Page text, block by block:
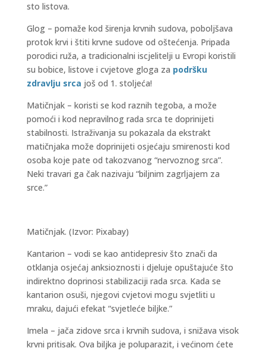
sto listova.
Glog – pomaže kod širenja krvnih sudova, poboljšava
protok krvi i štiti krvne sudove od oštećenja. Pripada
porodici ruža, a tradicionalni iscjelitelji u Evropi koristili
su bobice, listove i cvjetove gloga za podršku
zdravlju srca još od 1. stoljeća!
Matičnjak – koristi se kod raznih tegoba, a može
pomoći i kod nepravilnog rada srca te doprinijeti
stabilnosti. Istraživanja su pokazala da ekstrakt
matičnjaka može doprinijeti osjećaju smirenosti kod
osoba koje pate od takozvanog “nervoznog srca”.
Neki travari ga čak nazivaju “biljnim zagrljajem za
srce.”
Matičnjak. (Izvor: Pixabay)
Kantarion – vodi se kao antidepresiv što znači da
otklanja osjećaj anksioznosti i djeluje opuštajuće što
indirektno doprinosi stabilizaciji rada srca. Kada se
kantarion osuši, njegovi cvjetovi mogu svjetliti u
mraku, dajući efekat “svjetleće biljke.”
Imela – jača zidove srca i krvnih sudova, i snižava visok
krvni pritisak. Ova biljka je poluparazit, i većinom ćete